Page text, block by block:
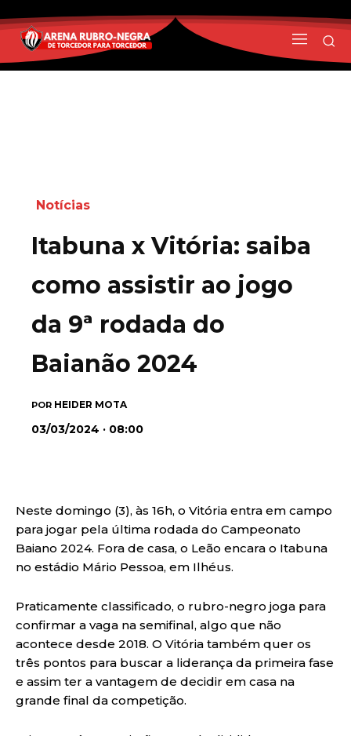
Notícias
Itabuna x Vitória: saiba
como assistir ao jogo
da 9ª rodada do
Baianão 2024
POR HEIDER MOTA
03/03/2024 · 08:00
Neste domingo (3), às 16h, o Vitória entra em campo
para jogar pela última rodada do Campeonato
Baiano 2024. Fora de casa, o Leão encara o Itabuna
no estádio Mário Pessoa, em Ilhéus.
Praticamente classificado, o rubro-negro joga para
confirmar a vaga na semifinal, algo que não
acontece desde 2018. O Vitória também quer os
três pontos para buscar a liderança da primeira fase
e assim ter a vantagem de decidir em casa na
grande final da competição.